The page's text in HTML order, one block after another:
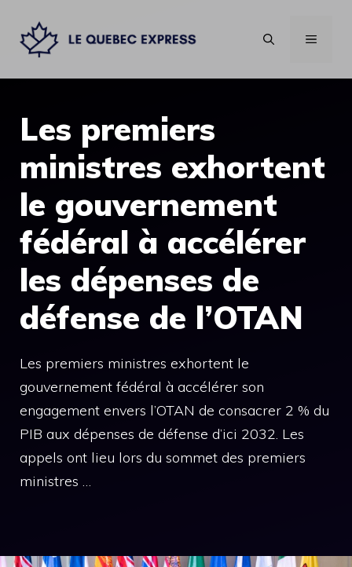
contenu
MENU
Les premiers
ministres exhortent
le gouvernement
fédéral à accélérer
les dépenses de
défense de l’OTAN
Les premiers ministres exhortent le
gouvernement fédéral à accélérer son
engagement envers l’OTAN de consacrer 2 % du
PIB aux dépenses de défense d’ici 2032. Les
appels ont lieu lors du sommet des premiers
ministres …